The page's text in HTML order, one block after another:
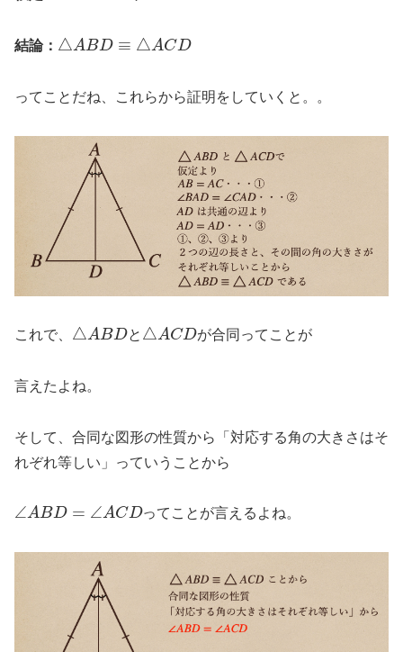
結論：
△ A BD A C D
ってことだね、これらから証明をしていくと。。
これで、
△ A BD
と
△ A CD
が合同ってことが
言えたよね。
そして、合同な図形の性質から「対応する角の大きさはそ
れぞれ等しい」っていうことから
∠ A BD= AC D
ってことが言えるよね。